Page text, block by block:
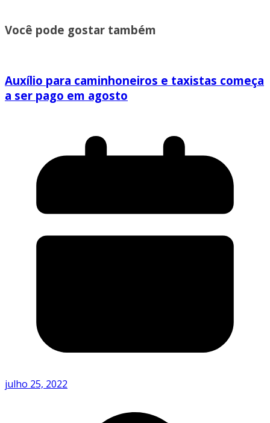
Você pode gostar também
Auxílio para caminhoneiros e taxistas começa
a ser pago em agosto
julho 25, 2022